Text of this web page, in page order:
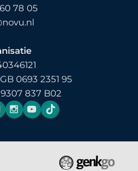
78 05
0693 2351 95
837 B02